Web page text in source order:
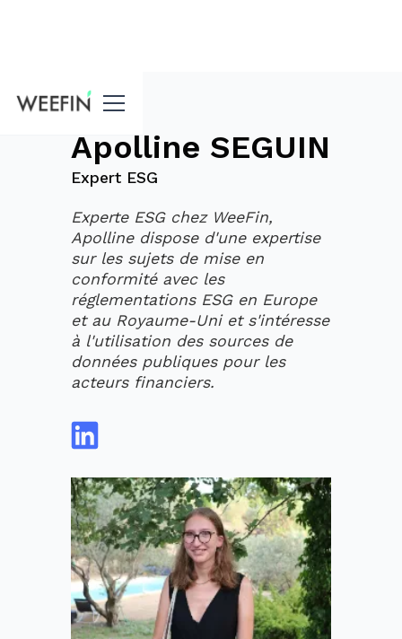
Blog
Apolline SEGUIN
Expert ESG
Experte ESG chez WeeFin,
Apolline dispose d'une expertise
sur les sujets de mise en
conformité avec les
réglementations ESG en Europe
et au Royaume-Uni et s'intéresse
à l'utilisation des sources de
données publiques pour les
acteurs financiers.